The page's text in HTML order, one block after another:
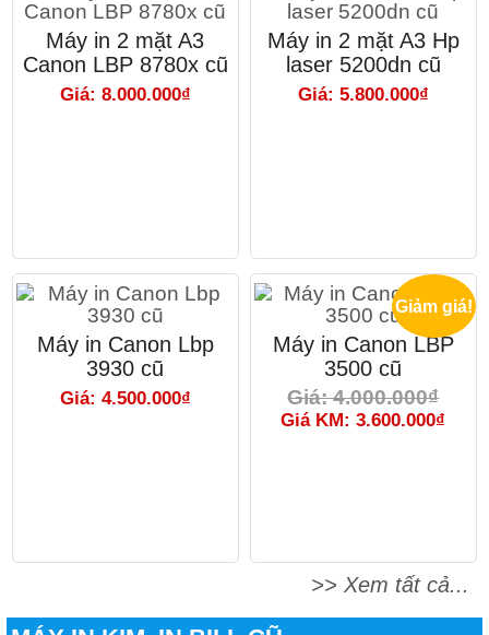
Máy in 2 mặt A3
Canon LBP 8780x cũ
Giá: 8.000.000₫
Máy in 2 mặt A3 Hp
laser 5200dn cũ
Giá: 5.800.000₫
Máy in Canon Lbp
3930 cũ
Giá: 4.500.000₫
Giảm giá!
Máy in Canon LBP
3500 cũ
Giá: 4.000.000₫
Giá KM: 3.600.000₫
>> Xem tất cả...